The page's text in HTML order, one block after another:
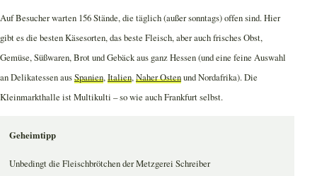
Auf Besucher warten 156 Stände, die täglich (außer sonntags) offen sind. Hier
gibt es die besten Käsesorten, das beste Fleisch, aber auch frisches Obst,
Gemüse, Süßwaren, Brot und Gebäck aus ganz Hessen (und eine feine Auswahl
an Delikatessen ausSpanien,Italien,Naher Ostenund Nordafrika). Die
Kleinmarkthalle ist Multikulti – so wie auch Frankfurt selbst.
Geheimtipp
Unbedingt die Fleischbrötchen der Metzgerei Schreiber